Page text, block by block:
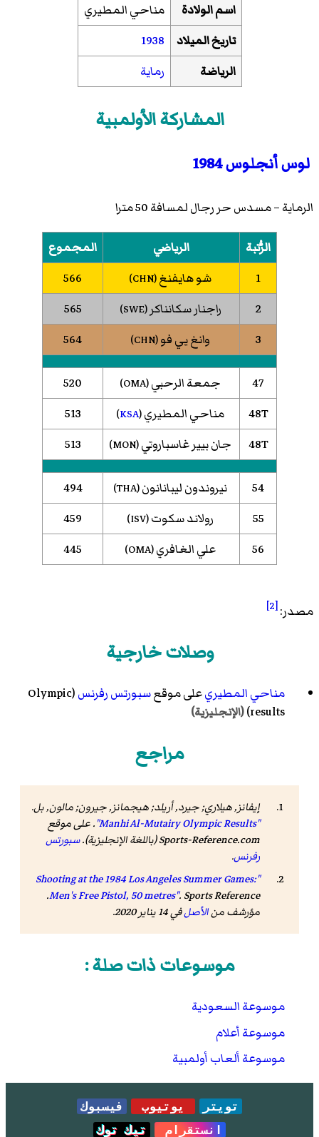
اسم الولادة
مناحي المطيري
تاريخ الميلاد
1938
الرياضة
رماية
المشاركة الأولمبية
لوس أنجلوس 1984
الرماية – مسدس حر رجال لمسافة 50 مترا
الرُّتبة الرياضي
المجموع
1
شو هايفنغ(
CHN
)
566
2
راجنار سكانناكر(
SWE
)
565
3
وانغ يي فو(
CHN
)
564
47 جمعة الرحبي(
OMA
)
520
48T
مناحي المطيري(
KSA
)
513
48T
جان بيير غاسباروتي(
MON
)
513
54 نيروندون ليبانانون(
THA
)
494
55
رولاند سكوت(
ISV
)
459
56
علي الغافري(
OMA
)
445
مصدر:[2]
وصلات خارجية
مناحي المطيريعلى موقعسبورتس رفرنس (Olympic
results) (الإنجليزية)
مراجع
إيفانز, هيلاري; جيرد, أريلد; هيجمانز, جيرون; مالون, بل.
"Manhi Al-Mutairy Olympic Results"
.على موقع
Sports-Reference.com(باللغة الإنجليزية).سبورتس
رفرنس.
"Shooting at the 1984 Los Angeles Summer Games:
Men's Free Pistol, 50 metres". Sports Reference
.
مؤرشف منالأصلفي 14 يناير 2020 .
موسوعات ذات صلة :
موسوعة السعودية
موسوعة أعلام
موسوعة ألعاب أولمبية
تويتر يوتيوب
فيسبوك
انستقرام
تيك توك